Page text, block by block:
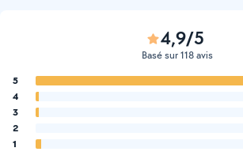
4,9/5
Basé sur 118 avis
5
4
3
2
1